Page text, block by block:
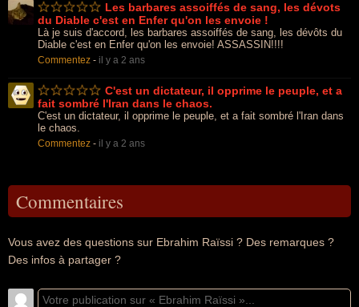
Les barbares assoiffés de sang, les dévots
du Diable c'est en Enfer qu'on les envoie !
Là je suis d'accord, les barbares assoiffés de sang, les dévôts du
Diable c'est en Enfer qu'on les envoie! ASSASSIN!!!!
Commentez - il y a 2 ans
C'est un dictateur, il opprime le peuple, et a
fait sombré l'Iran dans le chaos.
C'est un dictateur, il opprime le peuple, et a fait sombré l'Iran dans
le chaos.
Commentez - il y a 2 ans
Commentaires
Vous avez des questions sur Ebrahim Raïssi ? Des remarques ?
Des infos à partager ?